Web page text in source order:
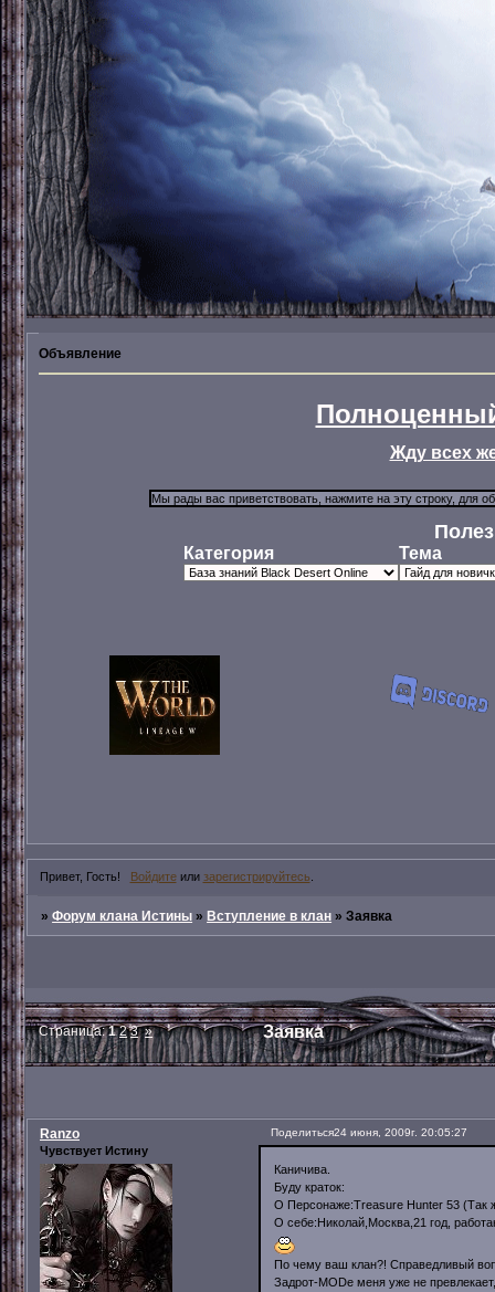
Объявление
Жду всех
Категория Тема
Привет, Гость! Войдитеили зарегистрируйтесь
»Форум клана Истины »Вступление в клан »Заявка
Заявка
Страница:1 2 3 »
Поделиться24 июня, 2009г. 20:05:27
Ranzo
Чувствует Истину
Каничива.
Буду краток:
О Персонаже:Treasure Hunter 53
О себе:Николай,Москва,21 год,
По чему ваш клан?! Справедливый
Задрот-MODe меня уже не